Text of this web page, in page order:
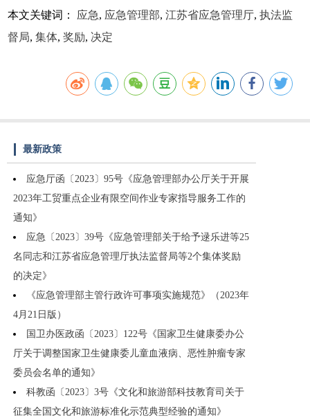
本文关键词： 应急, 应急管理部,江苏省应急管理厅,执法监
督局,集体,奖励, 决定
最新政策
应急厅函〔2023〕95号《应急管理部办公厅关于开展
2023年工贸重点企业有限空间作业专家指导服务工作的
通知》
应急〔2023〕39号《应急管理部关于给予逯乐进等25
名同志和江苏省应急管理厅执法监督局等2个集体奖励
的决定》
《应急管理部主管行政许可事项实施规范》（2023年
4月21日版）
国卫办医政函〔2023〕122号《国家卫生健康委办公
厅关于调整国家卫生健康委儿童血液病、恶性肿瘤专家
委员会名单的通知》
科教函〔2023〕3号《文化和旅游部科技教育司关于
征集全国文化和旅游标准化示范典型经验的通知》